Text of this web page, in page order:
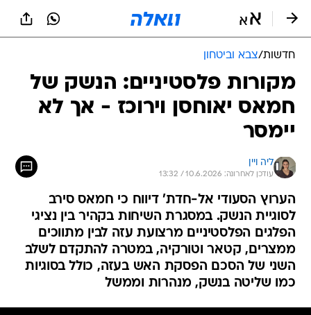
חדשות/צבא וביטחון
מקורות פלסטיניים: הנשק של
חמאס יאוחסן וירוכז - אך לא
יימסר
ליה ויין
עודכן לאחרונה: 10.6.2026 / 13:32
הערוץ הסעודי אל-חדת' דיווח כי חמאס סירב
לסוגיית הנשק. במסגרת השיחות בקהיר בין נציגי
הפלגים הפלסטיניים מרצועת עזה לבין מתווכים
ממצרים, קטאר וטורקיה, במטרה להתקדם לשלב
השני של הסכם הפסקת האש בעזה, כולל בסוגיות
כמו שליטה בנשק, מנהרות וממשל